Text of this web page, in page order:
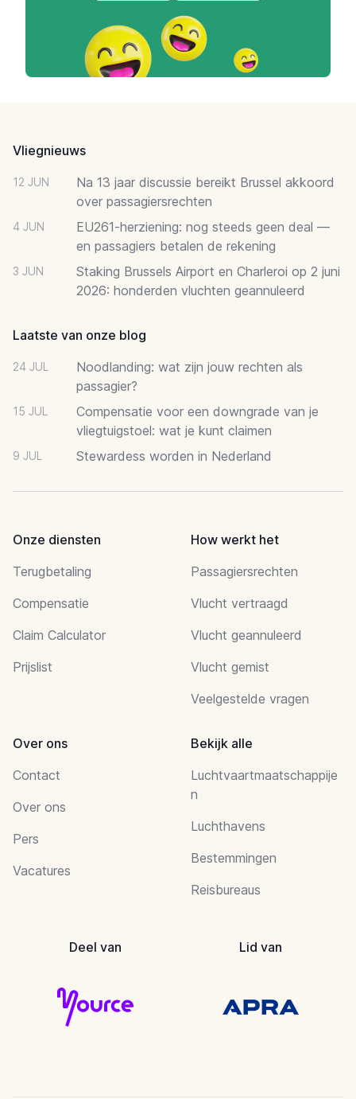
Vliegnieuws
12 JUN
Na 13 jaar discussie bereikt Brussel akkoord
over passagiersrechten
4 JUN
EU261-herziening: nog steeds geen deal —
en passagiers betalen de rekening
3 JUN
Staking Brussels Airport en Charleroi op 2 juni
2026: honderden vluchten geannuleerd
Laatste van onze blog
24 JUL
Noodlanding: wat zijn jouw rechten als
passagier?
15 JUL
Compensatie voor een downgrade van je
vliegtuigstoel: wat je kunt claimen
9 JUL Stewardess worden in Nederland
Onze diensten
Terugbetaling
Compensatie
Claim Calculator
Prijslist
How werkt het
Passagiersrechten
Vlucht vertraagd
Vlucht geannuleerd
Vlucht gemist
Veelgestelde vragen
Over ons
Contact
Over ons
Pers
Vacatures
Bekijk alle
Luchtvaartmaatschappije
n
Luchthavens
Bestemmingen
Reisbureaus
Deel van Lid van